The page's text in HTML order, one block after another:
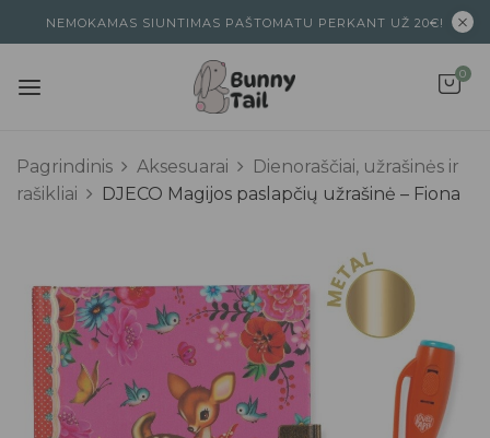
NEMOKAMAS SIUNTIMAS PAŠTOMATU PERKANT UŽ 20€!
0
Pagrindinis Aksesuarai
Dienoraščiai, užrašinės ir
rašikliai
DJECO Magijos paslapčių užrašinė – Fiona